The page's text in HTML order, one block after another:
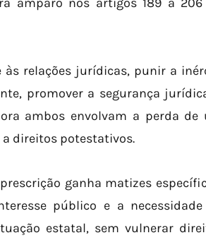
relações jurídicas, punir a
promover a segurança
ambos envolvam a perda de
direitos potestativos.
ganha matizes
público e a
estatal, sem vulnerar